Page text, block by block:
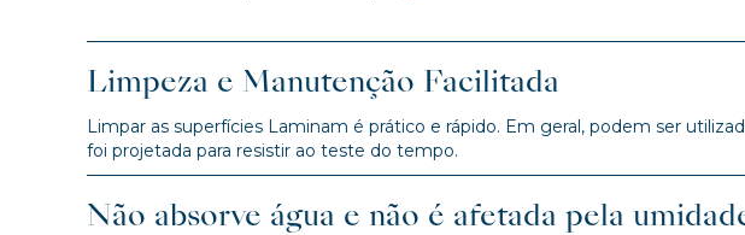
Limpeza e Manutenção Facilitada
Limpar as superfícies Laminam é prático e rápido. Em geral, podem ser
foi projetada para resistir ao teste do tempo.
Não absorve água e não é afetada pela